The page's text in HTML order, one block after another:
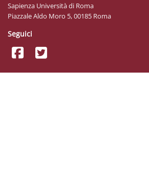
Sapienza Università di Roma
Piazzale Aldo Moro 5, 00185 Roma
Seguici